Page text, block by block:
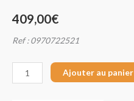
409,00€
Ref : 0970722521
Ajouter au panier